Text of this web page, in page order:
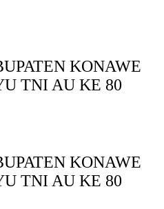
KONAWE
TNI AU KE 80
KONAWE
TNI AU KE 80